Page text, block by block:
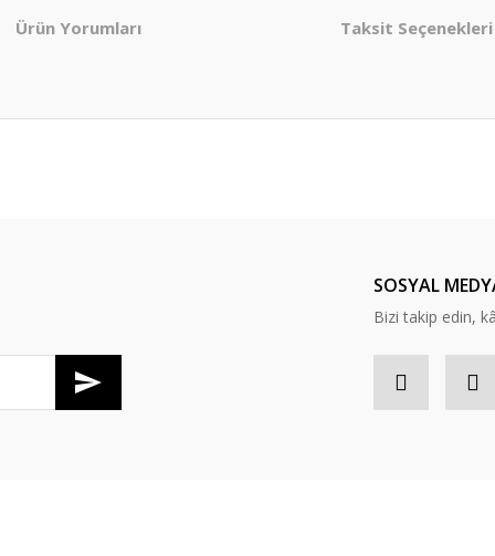
Ürün Yorumları Taksit Seçenekleri
SOSYAL
Bizi takip edin,